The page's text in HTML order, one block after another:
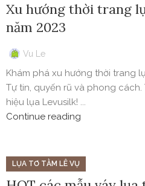
Xu hướng thời trang
năm 2023
Vu Le
Khám phá xu hướng thời trang
Tự tin, quyến rũ và phong
hiệu lụa Levusilk! ...
Continue reading
LỤA TƠ TẰM LÊ VỤ